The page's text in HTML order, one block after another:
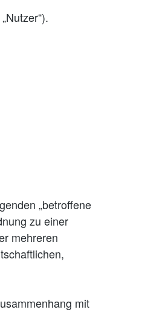
„betroffene
zu einer
mehreren
mit